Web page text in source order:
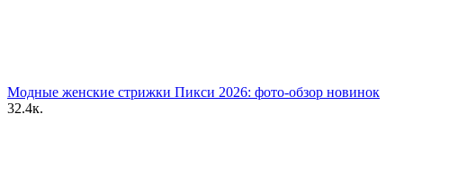
Модные женские стрижки Пикси 2026: фото-обзор новинок
32.4к.